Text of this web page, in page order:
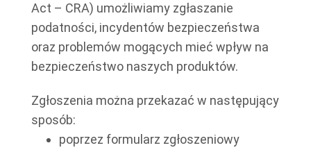
Act – CRA) umożliwiamy zgłaszanie
podatności, incydentów bezpieczeństwa
oraz problemów mogących mieć wpływ na
bezpieczeństwo naszych produktów.
Zgłoszenia można przekazać w następujący
sposób:
poprzez formularz zgłoszeniowy